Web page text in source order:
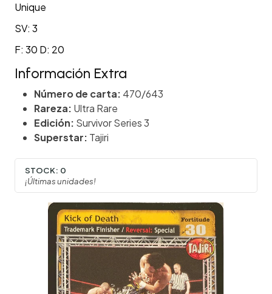
Unique
SV: 3
F: 30 D: 20
Información Extra
Número de carta: 470/643
Rareza: Ultra Rare
Edición: Survivor Series 3
Superstar: Tajiri
STOCK: 0
¡Últimas unidades!